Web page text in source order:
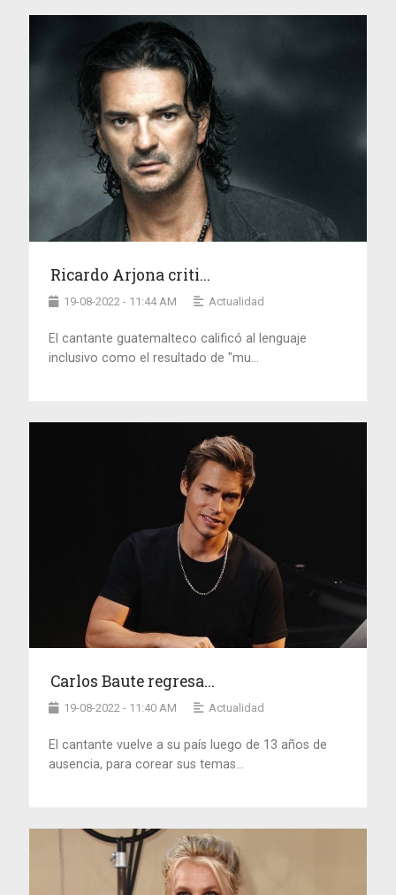
Ricardo Arjona criti...
19-08-2022 - 11:44 AM Actualidad
El cantante guatemalteco calificó al lenguaje
inclusivo como el resultado de "mu...
Carlos Baute regresa...
19-08-2022 - 11:40 AM Actualidad
El cantante vuelve a su país luego de 13 años de
ausencia, para corear sus temas...